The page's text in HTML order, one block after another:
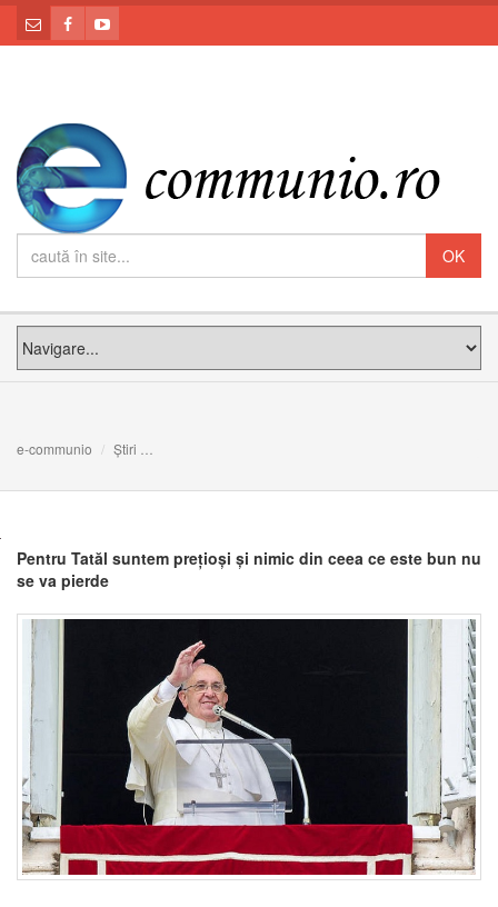
e-communio Știri
Pentru Tatăl suntem prețioși și nimic din ceea ce este bun nu
se va pierde